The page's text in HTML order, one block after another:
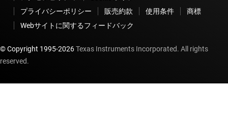
プライバシーポリシー
販売約款 使用条件
商標
Webサイトに関するフィードバック
© Copyright 1995-2026Texas Instruments Incorporated. All rights
reserved.